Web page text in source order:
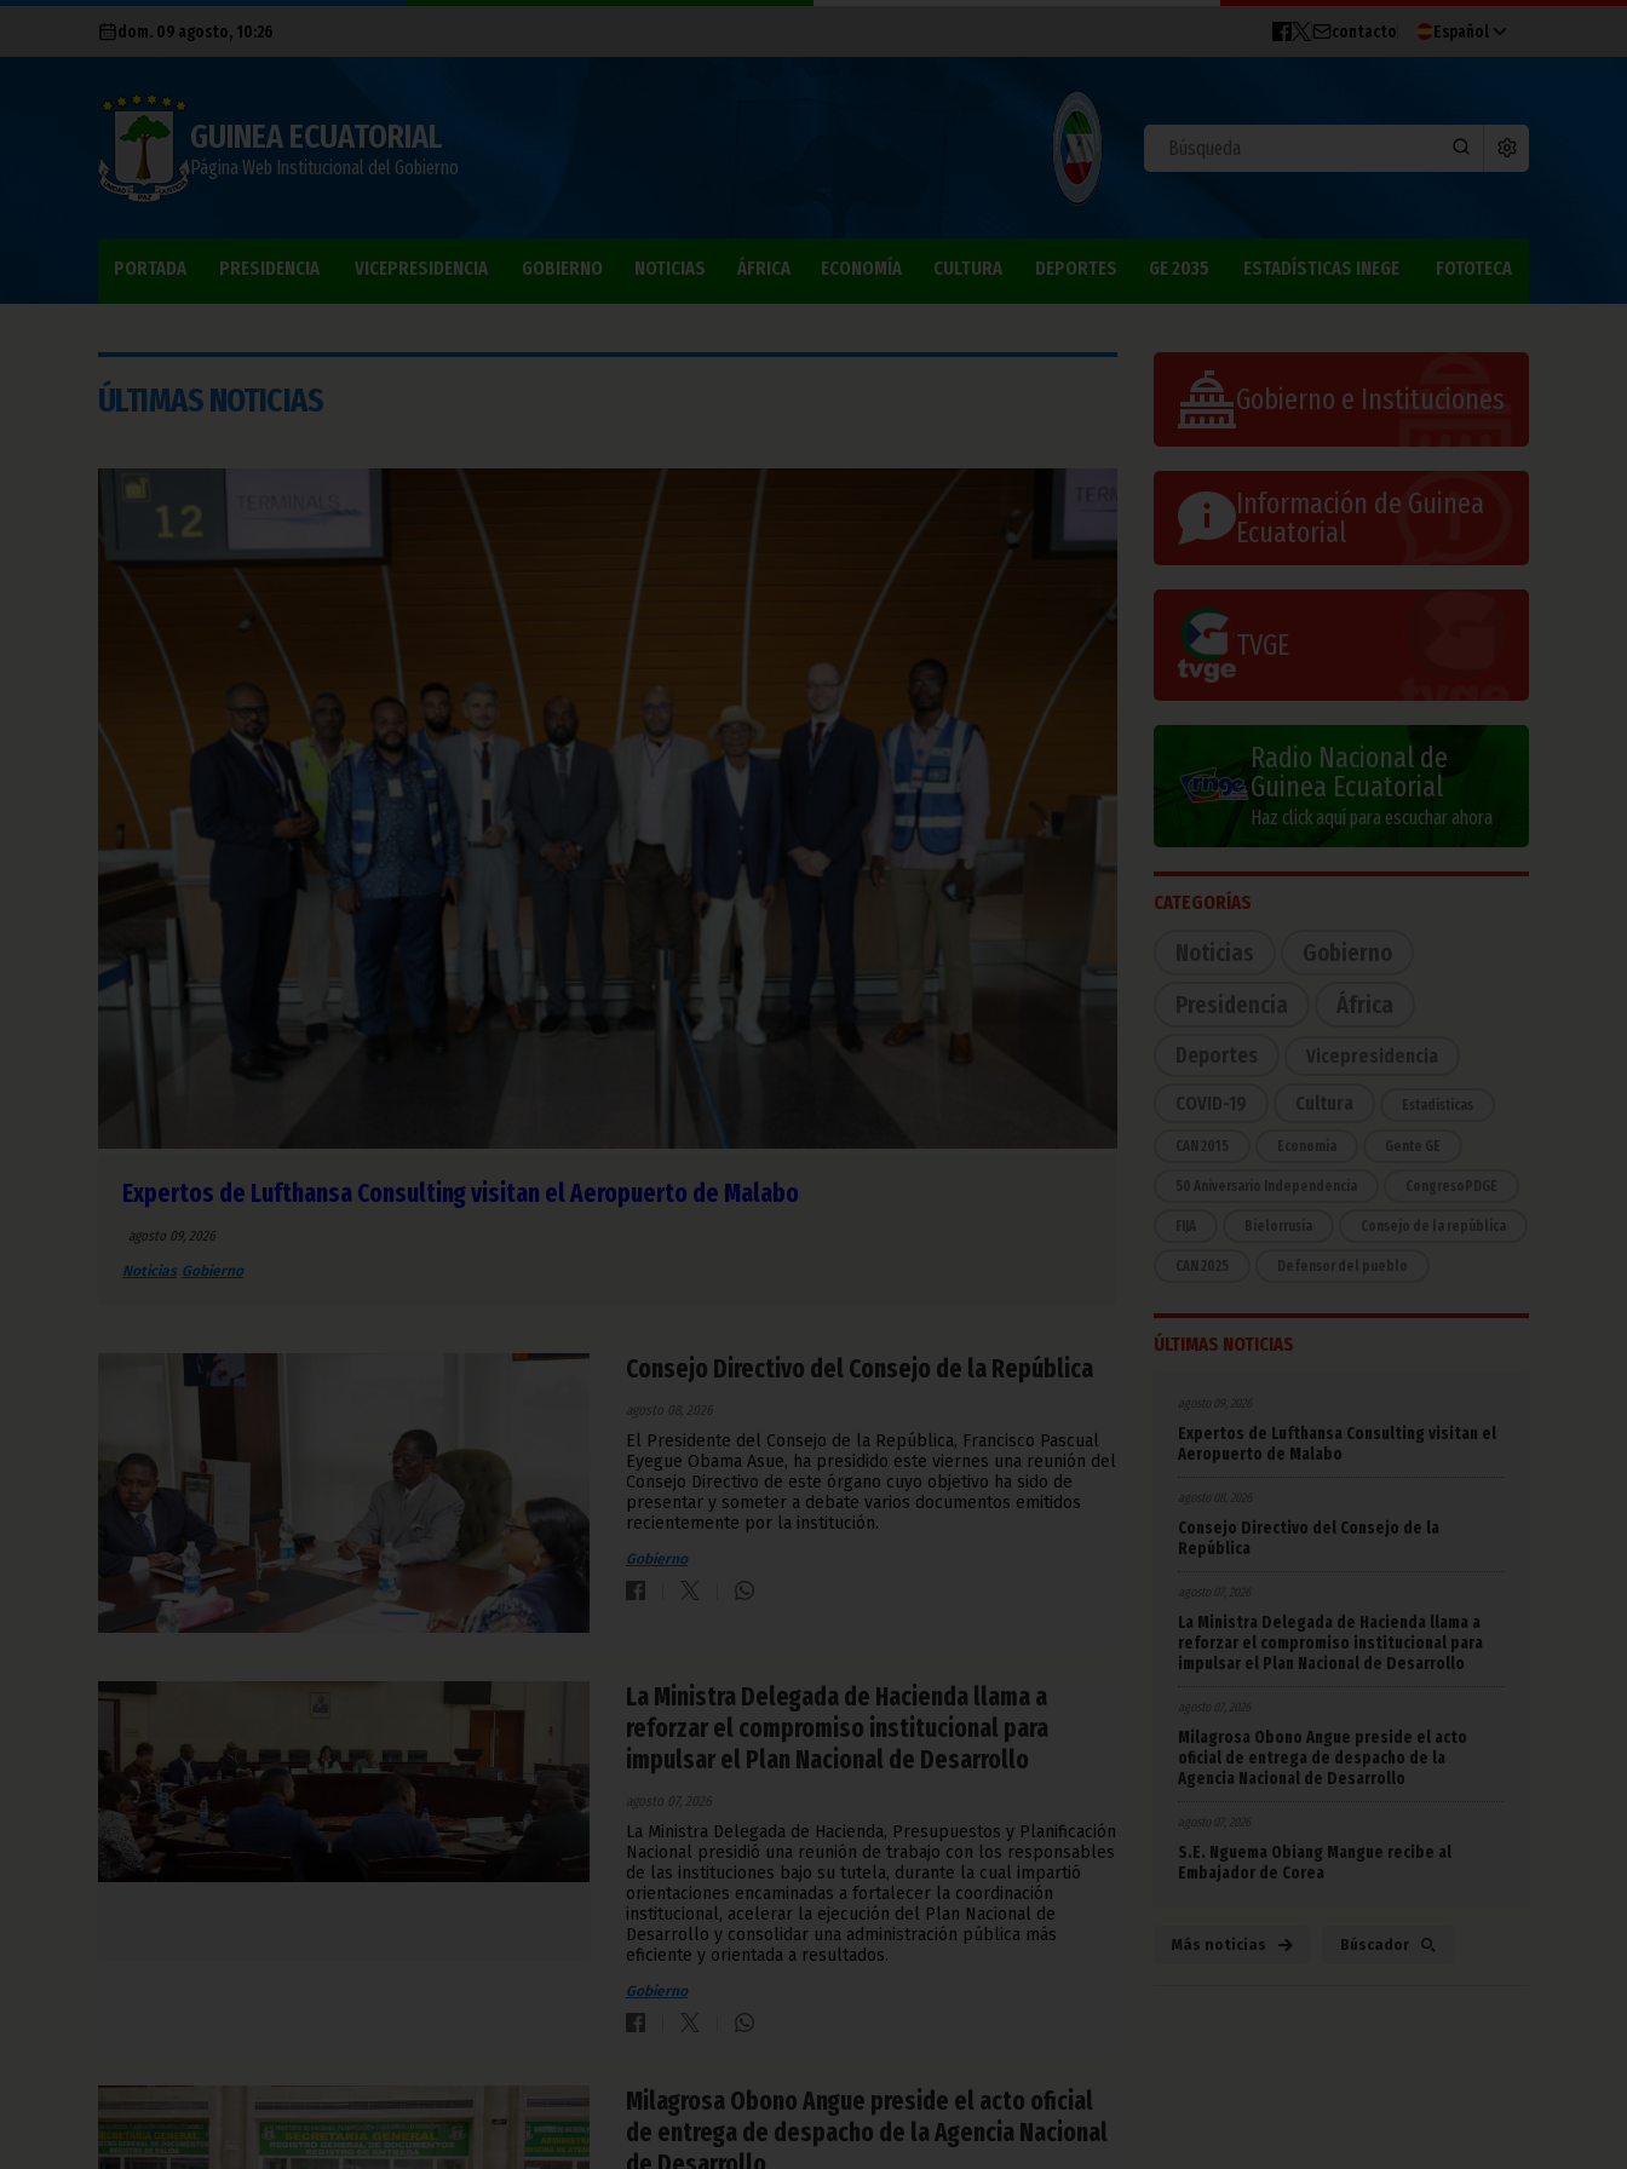
dom. 09 agosto, 10:26 contacto Español
GUINEA ECUATORIAL
Página Web Institucional del Gobierno
PORTADA PRESIDENCIA VICEPRESIDENCIA GOBIERNO NOTICIAS ÁFRICA ECONOMÍA CULTURA DEPORTES GE 2035 ESTADÍSTICAS INEGE FOTOTECA
ÚLTIMAS NOTICIAS
Expertos de Lufthansa Consulting visitan el Aeropuerto de Malabo
agosto 09, 2026
Noticias Gobierno
Consejo Directivo del Consejo de la República
agosto 08, 2026
El Presidente del Consejo de la República, Francisco Pascual
Eyegue Obama Asue, ha presidido este viernes una reunión del
Consejo Directivo de este órgano cuyo objetivo ha sido de
presentar y someter a debate varios documentos emitidos
recientemente por la institución.
Gobierno
La Ministra Delegada de Hacienda llama a
reforzar el compromiso institucional para
impulsar el Plan Nacional de Desarrollo
agosto 07, 2026
La Ministra Delegada de Hacienda, Presupuestos y Planificación
Nacional presidió una reunión de trabajo con los responsables
de las instituciones bajo su tutela, durante la cual impartió
orientaciones encaminadas a fortalecer la coordinación
institucional, acelerar la ejecución del Plan Nacional de
Desarrollo y consolidar una administración pública más
eficiente y orientada a resultados.
Gobierno
Milagrosa Obono Angue preside el acto oficial
de entrega de despacho de la Agencia Nacional
Gobierno e Instituciones
Información de Guinea
Ecuatorial
TVGE
Radio Nacional de
Guinea Ecuatorial
Haz click aquí para escuchar ahora
CATEGORÍAS
Noticias
Gobierno
Presidencia
África
Deportes Vicepresidencia
COVID-19 Cultura Estadísticas
CAN 2015 Economía Gente GE
50 Aniversario Independencia CongresoPDGE
FIJA Bielorrusia Consejo de la república
CAN 2025 Defensor del pueblo
ÚLTIMAS NOTICIAS
agosto 09, 2026
Expertos de Lufthansa Consulting visitan el
Aeropuerto de Malabo
agosto 08, 2026
Consejo Directivo del Consejo de la
República
agosto 07, 2026
La Ministra Delegada de Hacienda llama a
reforzar el compromiso institucional para
impulsar el Plan Nacional de Desarrollo
agosto 07, 2026
Milagrosa Obono Angue preside el acto
oficial de entrega de despacho de la
Agencia Nacional de Desarrollo
agosto 07, 2026
S.E. Nguema Obiang Mangue recibe al
Embajador de Corea
Más noticias Búscador